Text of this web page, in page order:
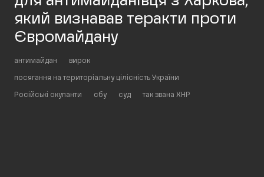
який визнавав теракти проти
Євромайдану
антимайдан вирок
посягання на територіальну цілісність України
Російські окупанти сбу суд так звана ХНР